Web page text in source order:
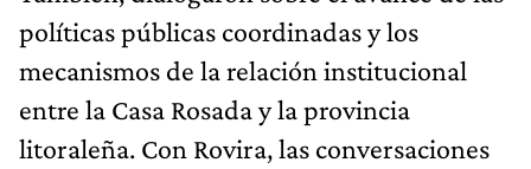
políticas públicas coordinadas y los
mecanismos de la relación institucional
entre la Casa Rosada y la provincia
litoraleña. Con Rovira, las conversaciones